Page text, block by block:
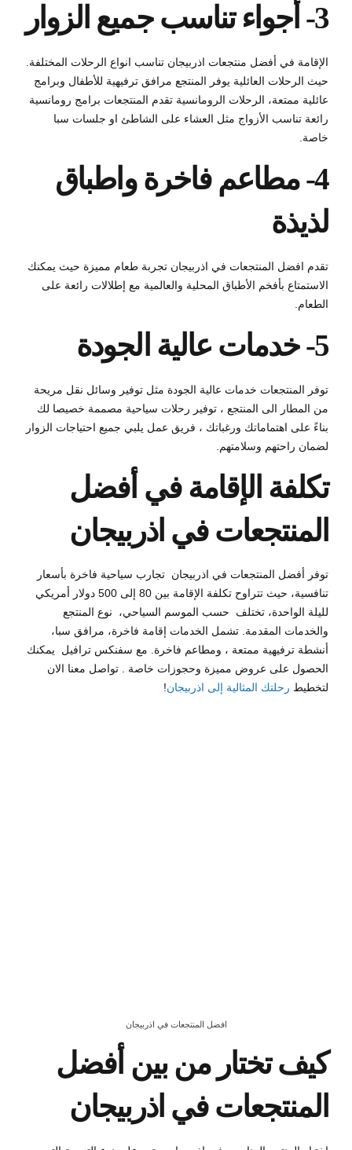
3- أجواء تناسب جميع الزوار
الإقامة في أفضل منتجعات اذربيجان تناسب انواع الرحلات المختلفة.
حيث الرحلات العائلية يوفر المنتجع مرافق ترفيهية للأطفال وبرامج
عائلية ممتعة، الرحلات الرومانسية تقدم المنتجعات برامج رومانسية
رائعة تناسب الأزواج مثل العشاء على الشاطئ او جلسات سبا
خاصة.
4- مطاعم فاخرة واطباق
لذيذة
تقدم افضل المنتجعات في اذربيجان تجربة طعام مميزة حيث يمكنك
الاستمتاع بأفخم الأطباق المحلية والعالمية مع إطلالات رائعة على
الطعام.
5- خدمات عالية الجودة
توفر المنتجعات خدمات عالية الجودة مثل توفير وسائل نقل مريحة
من المطار الى المنتجع ، توفير رحلات سياحية مصممة خصيصا لك
بناءً على اهتماماتك ورغباتك ، فريق عمل يلبي جميع احتياجات الزوار
لضمان راحتهم وسلامتهم.
تكلفة الإقامة في أفضل
المنتجعات في اذربيجان
توفر أفضل المنتجعات في اذربيجان تجارب سياحية فاخرة بأسعار
تنافسية، حيث تتراوح تكلفة الإقامة بين 80 إلى 500 دولار أمريكي
لليلة الواحدة، تختلف حسب الموسم السياحي، نوع المنتجع
والخدمات المقدمة. تشمل الخدمات إقامة فاخرة، مرافق سبا،
أنشطة ترفيهية ممتعة ، ومطاعم فاخرة. مع سفنكس ترافيل يمكنك
الحصول على عروض مميزة وحجوزات خاصة . تواصل معنا الان
لتخطيط رحلتك المثالية إلى اذربيجان!
افضل المنتجعات في اذربيجان
كيف تختار من بين أفضل
المنتجعات في اذربيجان